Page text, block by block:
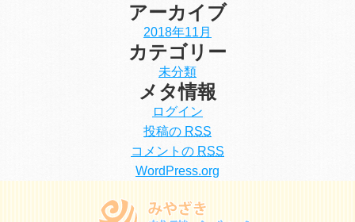
アーカイブ
2018年11月
カテゴリー
未分類
メタ情報
ログイン
投稿の RSS
コメントの RSS
WordPress.org